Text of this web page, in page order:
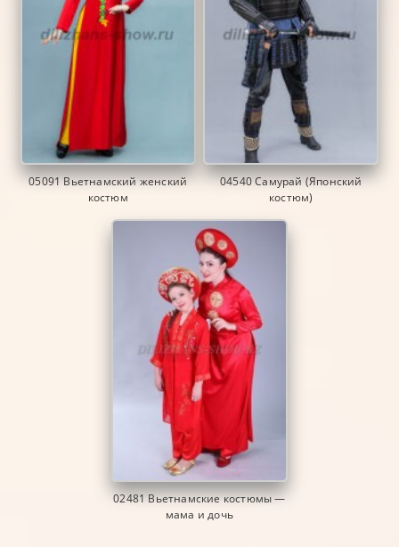
05091 Вьетнамский женский
костюм
04540 Самурай (Японский
костюм)
02481 Вьетнамские костюмы —
мама и дочь